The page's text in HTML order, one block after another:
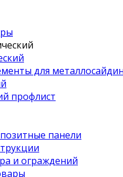
для
профлист
панели
и ограждений